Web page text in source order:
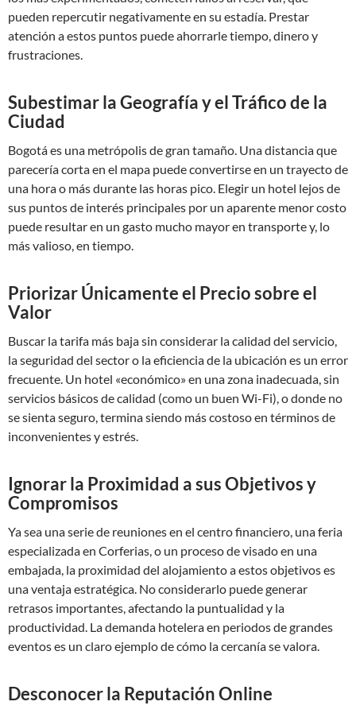
pueden repercutir negativamente en su estadía. Prestar
atención a estos puntos puede ahorrarle tiempo, dinero y
frustraciones.
Subestimar la Geografía y el Tráfico de la
Ciudad
Bogotá es una metrópolis de gran tamaño. Una distancia que
parecería corta en el mapa puede convertirse en un trayecto de
una hora o más durante las horas pico. Elegir un hotel lejos de
sus puntos de interés principales por un aparente menor costo
puede resultar en un gasto mucho mayor en transporte y, lo
más valioso, en tiempo.
Priorizar Únicamente el Precio sobre el
Valor
Buscar la tarifa más baja sin considerar la calidad del servicio,
la seguridad del sector o la eficiencia de la ubicación es un error
frecuente. Un hotel «económico» en una zona inadecuada, sin
servicios básicos de calidad (como un buen Wi-Fi), o donde no
se sienta seguro, termina siendo más costoso en términos de
inconvenientes y estrés.
Ignorar la Proximidad a sus Objetivos y
Compromisos
Ya sea una serie de reuniones en el centro financiero, una feria
especializada en Corferias, o un proceso de visado en una
embajada, la proximidad del alojamiento a estos objetivos es
una ventaja estratégica. No considerarlo puede generar
retrasos importantes, afectando la puntualidad y la
productividad. La demanda hotelera en periodos de grandes
eventos es un claro ejemplo de cómo la cercanía se valora.
Desconocer la Reputación Online